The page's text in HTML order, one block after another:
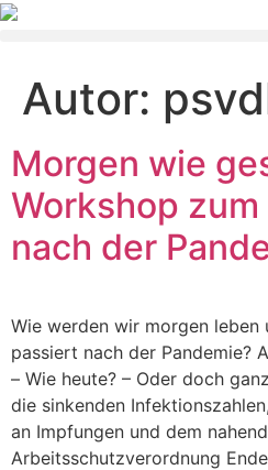
Autor:
Morgen wie
Workshop
nach der
Wie werden wir morgen leben
passiert nach der Pandemie?
– Wie heute? – Oder doch
die sinkenden
an Impfungen und dem
Arbeitsschutzverordnung